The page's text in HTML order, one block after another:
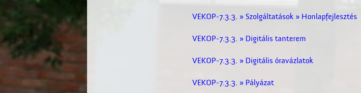
VEKOP-7.3.3. » Szolgáltatások » Honlapfejlesztés
VEKOP-7.3.3. » Digitális tanterem
VEKOP-7.3.3. » Digitális óravázlatok
VEKOP-7.3.3. » Pályázat